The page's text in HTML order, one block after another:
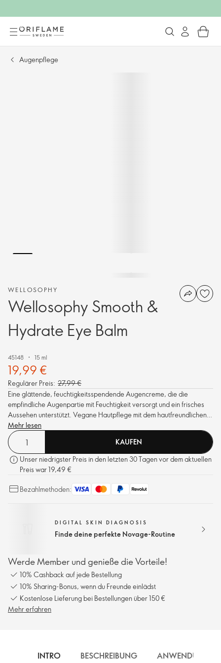
Augenpflege
WELLOSOPHY
Wellosophy Smooth &
Hydrate Eye Balm
45148 15 ml
19,99 €
Regulärer Preis: 27,99 €
Eine glättende, feuchtigkeitsspendende Augencreme, die die
empfindliche Augenpartie mit Feuchtigkeit versorgt und ein frisches
Aussehen unterstützt. Vegane Hautpflege mit dem hautfreundlichen
Adaptogen Panax Ginseng und Niacinamid.
Mehr lesen
KAUFEN
Unser niedrigster Preis in den letzten 30 Tagen vor dem aktuellen
Preis war 19,49 €
Bezahlmethoden:
DIGITAL SKIN DIAGNOSIS
Finde deine perfekte Novage-Routine
Werde Member und genieße die Vorteile!
10% Cashback auf jede Bestellung
10% Sharing-Bonus, wenn du Freunde einlädst
Kostenlose Lieferung bei Bestellungen über 150 €
Mehr erfahren
INTRO BESCHREIBUNG ANWENDUNG